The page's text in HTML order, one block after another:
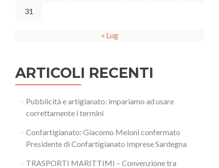
31
« Lug
ARTICOLI RECENTI
Pubblicità e artigianato: impariamo ad usare
correttamente i termini
Confartigianato: Giacomo Meloni confermato
Presidente di Confartigianato Imprese Sardegna
TRASPORTI MARITTIMI – Convenzione tra